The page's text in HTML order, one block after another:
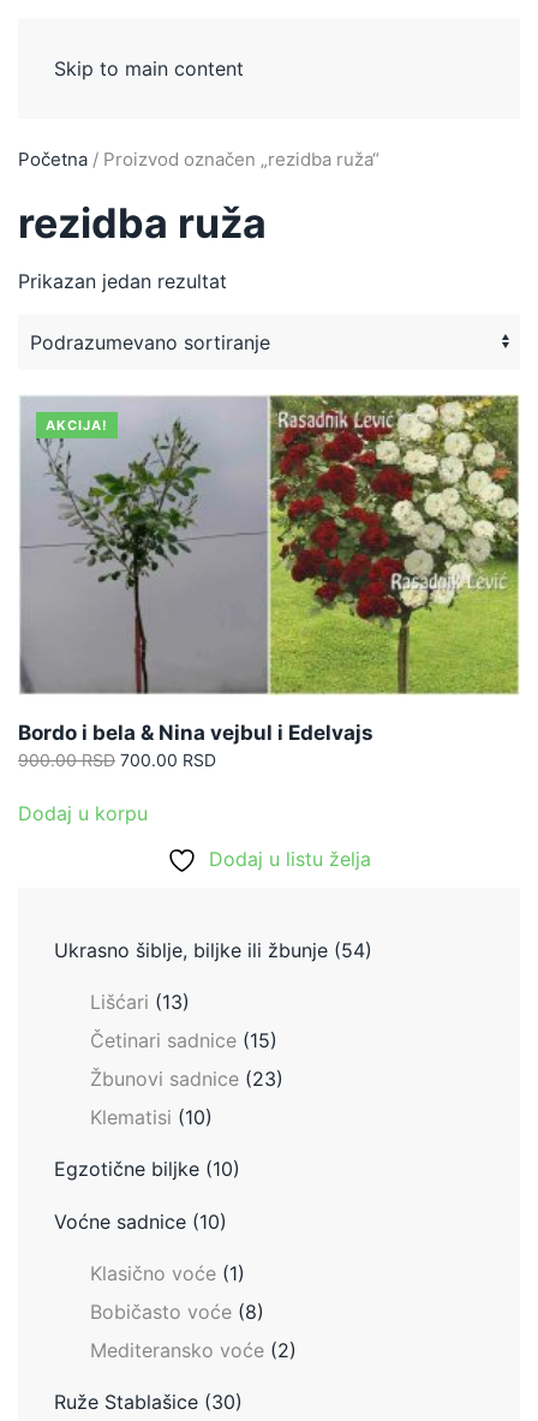
Skip to main content
Početna / Proizvod označen „rezidba ruža“
rezidba ruža
Prikazan jedan rezultat
AKCIJA!
Bordo i bela & Nina vejbul i Edelvajs
900.00RSD Originalna
je
900.00 RSD.
700.00 RSDTrenutna
Dodaj u korpu
Dodaj u listu želja
Ukrasno šiblje, biljke ili žbunje (54)
Lišćari (13)
Četinari sadnice (15)
Žbunovi sadnice (23)
Klematisi (10)
Egzotične biljke (10)
Voćne sadnice (10)
Klasično voće (1)
Bobičasto voće (8)
Mediteransko voće (2)
Ruže Stablašice (30)